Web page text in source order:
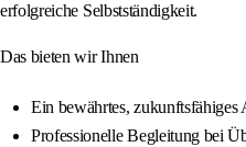
erfolgreiche Selbstständigkeit.
Das bieten wir Ihnen
Ein bewährtes, zukunftsfähiges
Professionelle Begleitung bei